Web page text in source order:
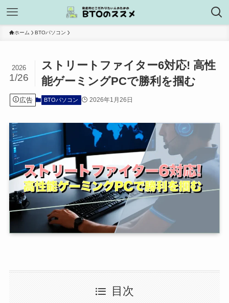
ホーム BTOパソコン
ストリートファイター6対応! 高性
能ゲーミングPCで勝利を掴む
2026
1/26
広告 BTOパソコン 2026年1月26日
目次